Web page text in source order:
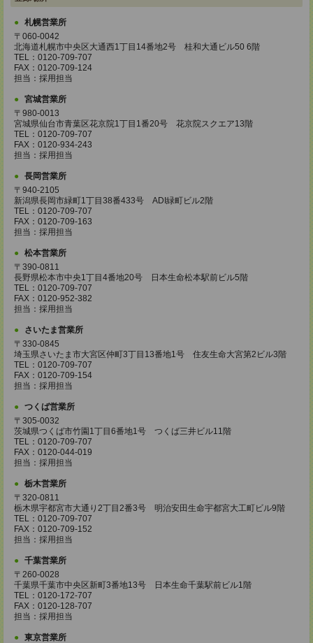
札幌営業所
〒060-0042
北海道札幌市中央区大通西1丁目14番地2号 桂和大通ビル50 6階
TEL：0120-709-707
FAX：0120-709-124
担当：採用担当
宮城営業所
〒980-0013
宮城県仙台市青葉区花京院1丁目1番20号 花京院スクエア13階
TEL：0120-709-707
FAX：0120-934-243
担当：採用担当
長岡営業所
〒940-2105
新潟県長岡市緑町1丁目38番433号 ADI緑町ビル2階
TEL：0120-709-707
FAX：0120-709-163
担当：採用担当
松本営業所
〒390-0811
長野県松本市中央1丁目4番地20号 日本生命松本駅前ビル5階
TEL：0120-709-707
FAX：0120-952-382
担当：採用担当
さいたま営業所
〒330-0845
埼玉県さいたま市大宮区仲町3丁目13番地1号 住友生命大宮第2ビル3階
TEL：0120-709-707
FAX：0120-709-154
担当：採用担当
つくば営業所
〒305-0032
茨城県つくば市竹園1丁目6番地1号 つくば三井ビル11階
TEL：0120-709-707
FAX：0120-044-019
担当：採用担当
栃木営業所
〒320-0811
栃木県宇都宮市大通り2丁目2番3号 明治安田生命宇都宮大工町ビル9階
TEL：0120-709-707
FAX：0120-709-152
担当：採用担当
千葉営業所
〒260-0028
千葉県千葉市中央区新町3番地13号 日本生命千葉駅前ビル1階
TEL：0120-172-707
FAX：0120-128-707
担当：採用担当
東京営業所